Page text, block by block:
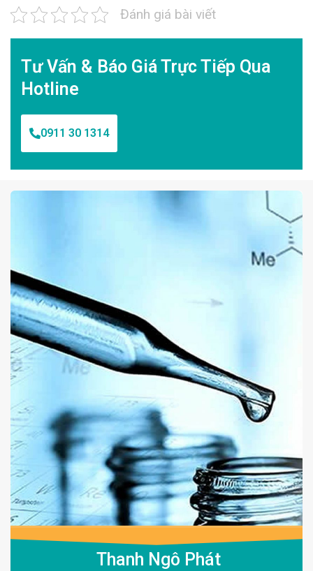
Đánh giá bài viết
Tư Vấn & Báo Giá Trực Tiếp Qua
Hotline
0911 30 1314
Thanh Ngô Phát